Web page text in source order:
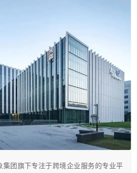
集团旗下专注于跨境企业服务的专业平